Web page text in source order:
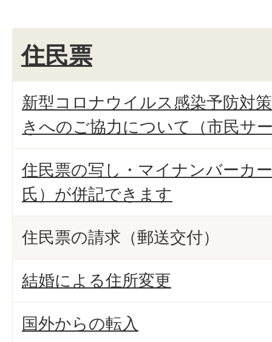
住民票
新型コロナウイルス感染予防対
きへのご協力について（市民サ
住民票の写し・マイナンバーカ
氏）が併記できます
住民票の請求（郵送交付）
結婚による住所変更
国外からの転入